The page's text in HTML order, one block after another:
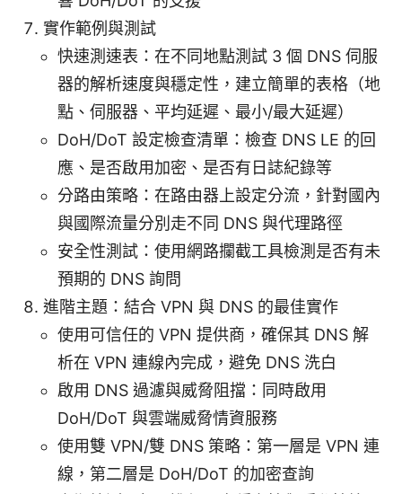
實作範例與測試
快速測速表：在不同地點測試 3 個 DNS 伺服
器的解析速度與穩定性，建立簡單的表格（地
點、伺服器、平均延遲、最小/最大延遲）
DoH/DoT 設定檢查清單：檢查 DNS LE 的回
應、是否啟用加密、是否有日誌紀錄等
分路由策略：在路由器上設定分流，針對國內
與國際流量分別走不同 DNS 與代理路徑
安全性測試：使用網路攔截工具檢測是否有未
預期的 DNS 詢問
進階主題：結合 VPN 與 DNS 的最佳實作
使用可信任的 VPN 提供商，確保其 DNS 解
析在 VPN 連線內完成，避免 DNS 洗白
啟用 DNS 過濾與威脅阻擋：同時啟用
DoH/DoT 與雲端威脅情資服務
使用雙 VPN/雙 DNS 策略：第一層是 VPN 連
線，第二層是 DoH/DoT 的加密查詢